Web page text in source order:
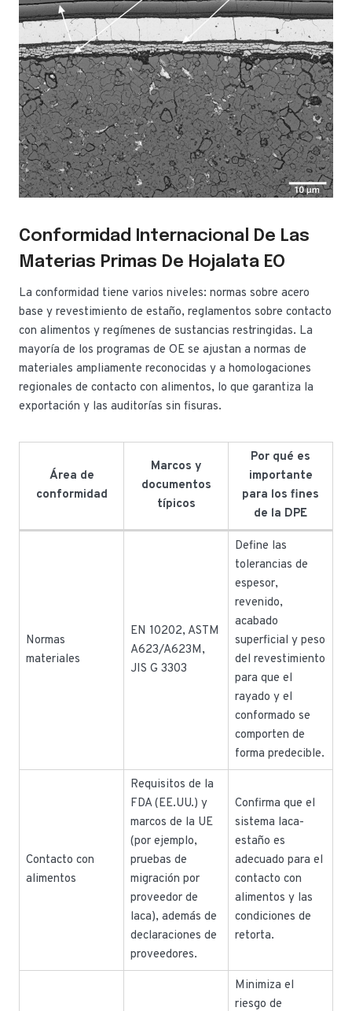
Conformidad Internacional De Las
Materias Primas De Hojalata EO
La conformidad tiene varios niveles: normas sobre acero
base y revestimiento de estaño, reglamentos sobre contacto
con alimentos y regímenes de sustancias restringidas. La
mayoría de los programas de OE se ajustan a normas de
materiales ampliamente reconocidas y a homologaciones
regionales de contacto con alimentos, lo que garantiza la
exportación y las auditorías sin fisuras.
Área de
conformidad
Marcos y
documentos
típicos
Por qué es
importante
para los fines
de la DPE
Normas
materiales
EN 10202, ASTM
A623/A623M,
JIS G 3303
Define las
tolerancias de
espesor,
revenido,
acabado
superficial y peso
del revestimiento
para que el
rayado y el
conformado se
comporten de
forma predecible.
Contacto con
alimentos
Requisitos de la
FDA (EE.UU.) y
marcos de la UE
(por ejemplo,
pruebas de
migración por
proveedor de
laca), además de
declaraciones de
proveedores.
Confirma que el
sistema laca-
estaño es
adecuado para el
contacto con
alimentos y las
condiciones de
retorta.
Minimiza el
riesgo de